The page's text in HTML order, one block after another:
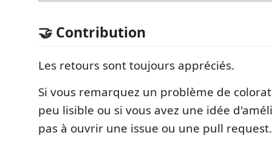
🤝 Contribution
Les retours sont toujours appréciés.
Si vous remarquez un problème de
peu lisible ou si vous avez une idée
pas à ouvrir une issue ou une pull request.